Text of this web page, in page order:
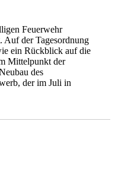
Feuerwehr
Auf der Tagesordnung
ein Rückblick auf die
Mittelpunkt der
des
der im Juli in